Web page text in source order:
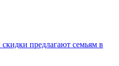
предлагают семьям в